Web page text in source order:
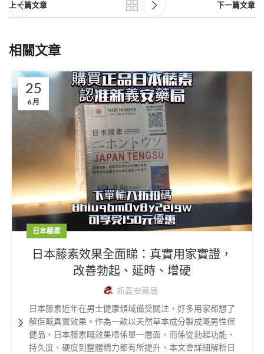
上一篇文章 下一篇文章
相關文章
25
6 月
日本藤素
日本藤素效果全面睇：真實用家實證，
改善勃起、延時、增硬
新義安藥局
日本藤素近年在男士健康領域備受關注，好多用家都想了
解佢嘅真實效果。作為一款以天然草本成分製成嘅男性保
健品，日本藤素嘅效果唔係單一層面，而係從勃起功能、
持久度、硬度到整體精力都有所提升。本文會詳細解析日